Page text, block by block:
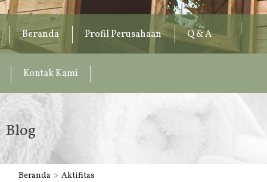
Beranda Profil Perusahaan Q & A
Kontak Kami
Blog
Beranda
Aktifitas